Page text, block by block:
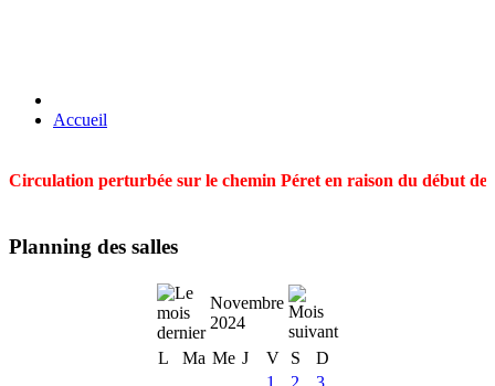
Accueil
Circulation perturbée sur le chemin Péret en raison du début
Planning des salles
Novembre
2024
L
Ma Me J V S
D
1
2
3